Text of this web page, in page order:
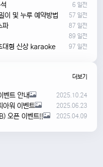
6 일전
이 및 누루 예약방법 57 일전
파 87 일전
89 일전
대형 신상 karaoke 97 일전
더보기
벤트 안내 2025.10.24
아워 이벤트 2025.06.23
오픈 이벤트!! 2025.04.09